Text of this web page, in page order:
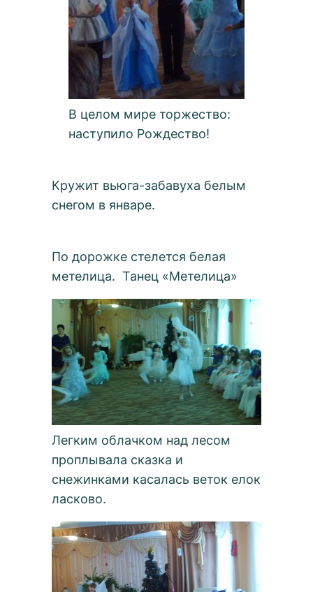
В целом мире торжество:
наступило Рождество!
Кружит вьюга-забавуха белым
снегом в январе.
По дорожке стелется белая
метелица. Танец «Метелица»
Легким облачком над лесом
проплывала сказка и
снежинками касалась веток елок
ласково.